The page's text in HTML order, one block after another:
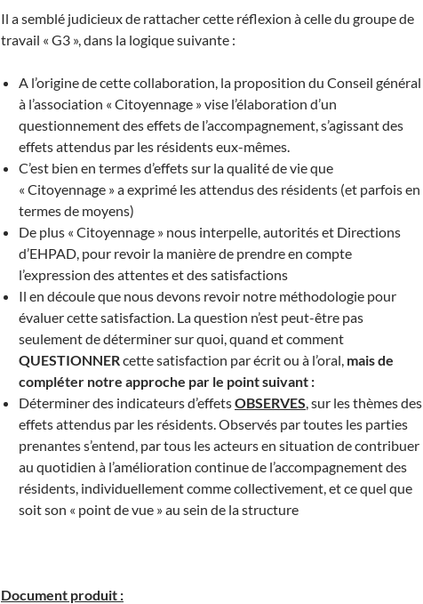
Il a semblé judicieux de rattacher cette réflexion à celle du groupe de
travail « G3 », dans la logique suivante :
A l’origine de cette collaboration, la proposition du Conseil général
à l’association « Citoyennage » vise l’élaboration d’un
questionnement des effets de l’accompagnement, s’agissant des
effets attendus par les résidents eux-mêmes.
C’est bien en termes d’effets sur la qualité de vie que
« Citoyennage » a exprimé les attendus des résidents (et parfois en
termes de moyens)
De plus « Citoyennage » nous interpelle, autorités et Directions
d’EHPAD, pour revoir la manière de prendre en compte
l’expression des attentes et des satisfactions
Il en découle que nous devons revoir notre méthodologie pour
évaluer cette satisfaction. La question n’est peut-être pas
seulement de déterminer sur quoi, quand et comment
QUESTIONNERcette satisfaction par écrit ou à l’oral, mais de
compléter notre approche par le point suivant :
Déterminer des indicateurs d’effetsOBSERVES, sur les thèmes des
effets attendus par les résidents. Observés par toutes les parties
prenantes s’entend, par tous les acteurs en situation de contribuer
au quotidien à l’amélioration continue de l’accompagnement des
résidents, individuellement comme collectivement, et ce quel que
soit son « point de vue » au sein de la structure
Document produit :